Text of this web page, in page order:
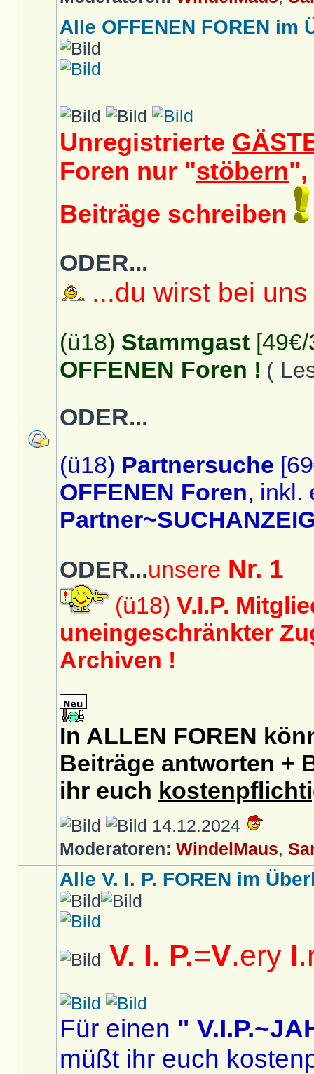
Alle OFFENEN FOREN im
Unregistrierte
Foren nur "stöbern",
Beiträge schreiben
ODER...
...du wirst bei
(ü18) Stammgast
OFFENEN Foren ! (
ODER...
(ü18) Partnersuche
OFFENEN Foren, inkl.
ODER...unsere Nr. 1
(ü18) V.I.P.
uneingeschränkter
Archiven !
In ALLEN FOREN
Beiträge antworten +
ihr euch
14.12.2024
Moderatoren: WindelMaus,
Alle V. I. P. FOREN im
V. I. P.=V.ery I
Für einen "
müßt ihr euch